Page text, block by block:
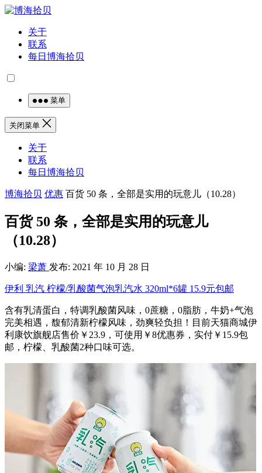
关于
联系
每日博海拾贝
菜单
关闭菜单
关于
联系
每日博海拾贝
博海拾贝 优惠 百货 50 条，全部是实用的玩意儿（10.28）
百货 50 条，全部是实用的玩意儿
（10.28）
小编: 梁萧 发布: 2021 年 10 月 28 日
伊利 乳汽 柠檬/乳酸菌气泡乳汽水 320ml*6罐 15.9元包邮
含有乳清蛋白，特调乳酸菌风味，0蔗糖，0脂肪，牛奶+气泡
完美相遇，馥郁清新柠檬风味，劲爽轻负担！目前天猫商城伊
利康饮旗舰店售价￥23.9，可使用￥8优惠券，实付￥15.9包
邮，柠檬、乳酸菌2种口味可选。